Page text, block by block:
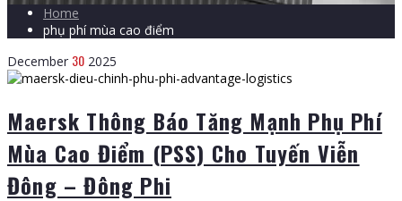
Home
phụ phí mùa cao điểm
December 30 2025
Maersk Thông Báo Tăng Mạnh Phụ Phí
Mùa Cao Điểm (PSS) Cho Tuyến Viễn
Đông – Đông Phi